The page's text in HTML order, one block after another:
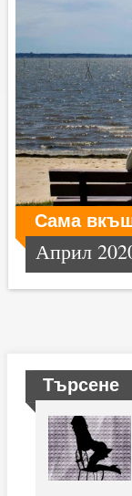
Сама
Април
Търсене